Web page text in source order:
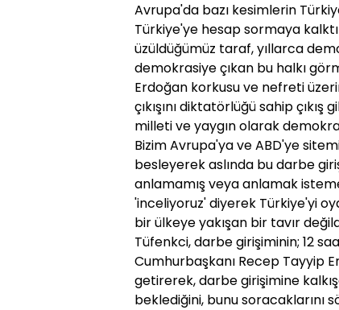
Avrupa'da bazı kesimlerin
Türkiye'ye hesap sormaya
üzüldüğümüz taraf, yıllarca
demokrasiye çıkan bu halkı
Erdoğan korkusu ve nefreti
çıkışını diktatörlüğü sahip
milleti ve yaygın olarak
Bizim Avrupa'ya ve ABD'ye
besleyerek aslında bu darbe
anlamamış veya anlamak
'inceliyoruz' diyerek Türkiye'yi
bir ülkeye yakışan bir tavır
Tüfenkci, darbe girişiminin; 12
Cumhurbaşkanı Recep Tayyip
getirerek, darbe girişimine
beklediğini, bunu soracaklarını